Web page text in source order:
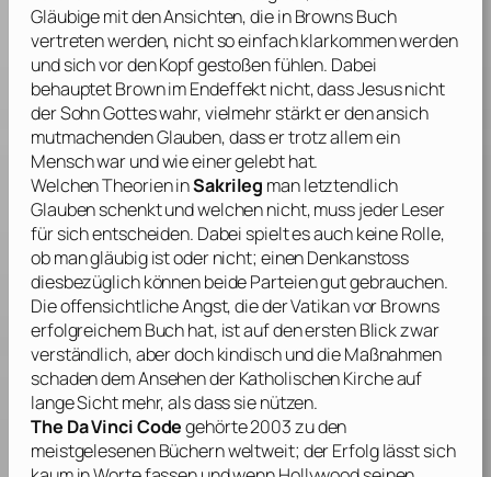
Gläubige mit den Ansichten, die inBrownsBuch
vertreten werden, nicht so einfach klarkommen werden
und sich vor den Kopf gestoßen fühlen. Dabei
behauptetBrownim Endeffekt nicht, dass Jesus nicht
der Sohn Gottes wahr, vielmehr stärkt er den ansich
mutmachenden Glauben, dass er trotz allem ein
Mensch war und wie einer gelebt hat.
Welchen Theorien inSakrileg man letztendlich
Glauben schenkt und welchen nicht, muss jeder Leser
für sich entscheiden. Dabei spielt es auch keine Rolle,
ob man gläubig ist oder nicht; einen Denkanstoss
diesbezüglich können beide Parteien gut gebrauchen.
Die offensichtliche Angst, die der Vatikan vorBrowns
erfolgreichem Buch hat, ist auf den ersten Blick zwar
verständlich, aber doch kindisch und die Maßnahmen
schaden dem Ansehen der Katholischen Kirche auf
lange Sicht mehr, als dass sie nützen.
The Da Vinci Codegehörte 2003 zu den
meistgelesenen Büchern weltweit; der Erfolg lässt sich